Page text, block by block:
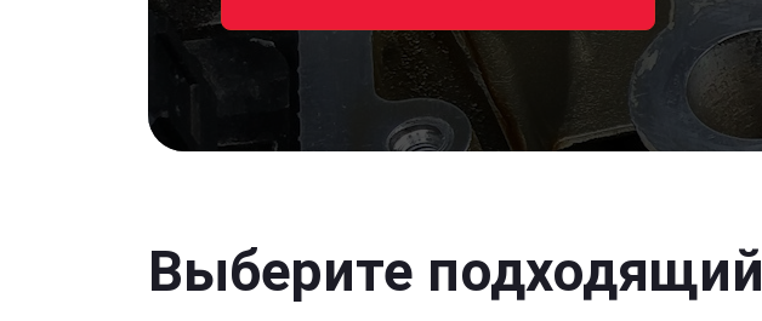
Выберите подходящий